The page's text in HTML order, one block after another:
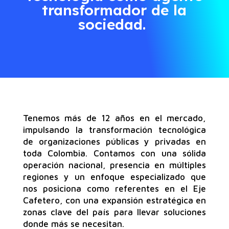
transformador de la
sociedad.
Tenemos más de 12 años en el mercado,
impulsando la transformación tecnológica
de organizaciones públicas y privadas en
toda Colombia. Contamos con una sólida
operación nacional, presencia en múltiples
regiones y un enfoque especializado que
nos posiciona como referentes en el Eje
Cafetero, con una expansión estratégica en
zonas clave del país para llevar soluciones
donde más se necesitan.